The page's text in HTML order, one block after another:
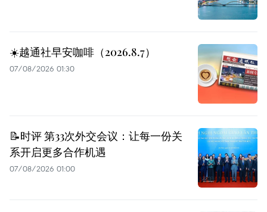
☀️越通社早安咖啡（2026.8.7）
07/08/2026 01:30
📝时评 第33次外交会议：让每一份关
系开启更多合作机遇
07/08/2026 01:00